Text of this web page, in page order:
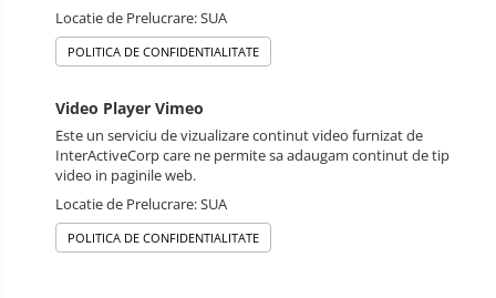
Locatie de Prelucrare: SUA
POLITICA DE CONFIDENTIALITATE
Video Player Vimeo
Este un serviciu de vizualizare continut video furnizat de
InterActiveCorp care ne permite sa adaugam continut de tip
video in paginile web.
Locatie de Prelucrare: SUA
POLITICA DE CONFIDENTIALITATE